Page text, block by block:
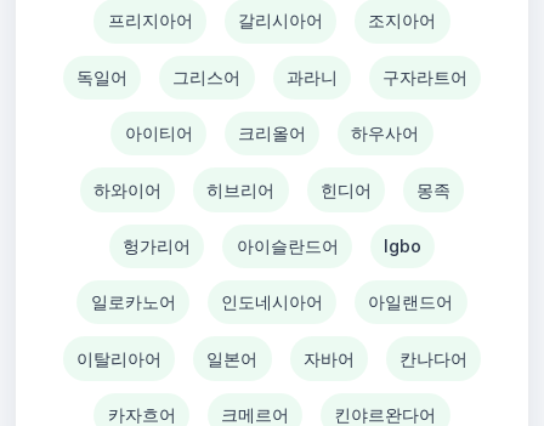
프리지아어 갈리시아어 조지아어
독일어 그리스어 과라니 구자라트어
아이티어 크리올어 하우사어
하와이어 히브리어 힌디어 몽족
헝가리어 아이슬란드어 Igbo
일로카노어 인도네시아어 아일랜드어
이탈리아어 일본어 자바어 칸나다어
카자흐어 크메르어 킨야르완다어